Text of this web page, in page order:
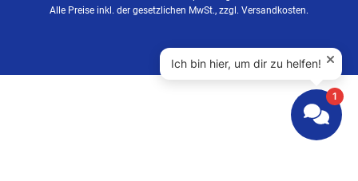
Alle Preise inkl. der gesetzlichen MwSt., zzgl. Versandkosten.